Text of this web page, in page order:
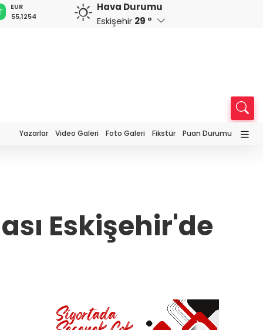
GBP
64,3468
CHF
59,0083
CAD
34,1883
Hava Durumu
Eskişehir 29 °
Yazarlar Video Galeri Foto Galeri Fikstür Puan Durumu
Eskişehir'de